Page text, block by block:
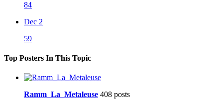
84
Dec 2
59
Top Posters In This Topic
Ramm_La_Metaleuse 408 posts